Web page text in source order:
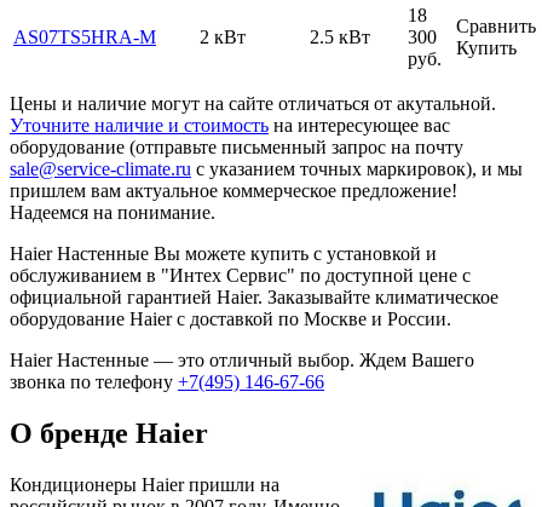
AS07TS5HRA-M 2 кВт 2.5 кВт
18
300
руб.
Сравнить
Купить
Цены и наличие могут на сайте отличаться от акутальной.
Уточните наличие и стоимость на интересующее вас
оборудование (отправьте письменный запрос на почту
sale@service-climate.ru с указанием точных маркировок), и мы
пришлем вам актуальное коммерческое предложение!
Надеемся на понимание.
Haier Настенные Вы можете купить с установкой и
обслуживанием в "Интех Сервис" по доступной цене с
официальной гарантией Haier. Заказывайте климатическое
оборудование Haier с доставкой по Москве и России.
Haier Настенные — это отличный выбор. Ждем Вашего
звонка по телефону +7(495) 146-67-66
О бренде Haier
Кондиционеры Haier пришли на